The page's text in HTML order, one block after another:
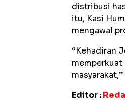
distribusi
itu, Kasi
mengawal
“Kehadiran
Editor :